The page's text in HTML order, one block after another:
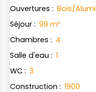
Ouvertures : Bois/
Séjour : 99 m²
Chambres : 4
Salle d'eau : 1
WC : 3
Construction : 1900